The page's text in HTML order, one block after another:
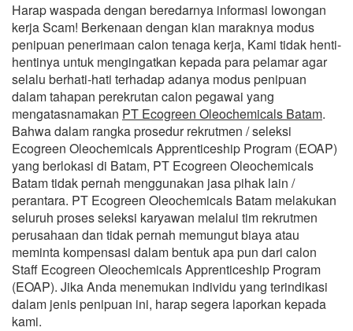
Harap waspada dengan beredarnya informasi lowongan
kerja Scam! Berkenaan dengan kian maraknya modus
penipuan penerimaan calon tenaga kerja, Kami tidak henti-
hentinya untuk mengingatkan kepada para pelamar agar
selalu berhati-hati terhadap adanya modus penipuan
dalam tahapan perekrutan calon pegawai yang
mengatasnamakan PT Ecogreen Oleochemicals Batam.
Bahwa dalam rangka prosedur rekrutmen / seleksi
Ecogreen Oleochemicals Apprenticeship Program (EOAP)
yang berlokasi di Batam, PT Ecogreen Oleochemicals
Batam tidak pernah menggunakan jasa pihak lain /
perantara. PT Ecogreen Oleochemicals Batam melakukan
seluruh proses seleksi karyawan melalui tim rekrutmen
perusahaan dan tidak pernah memungut biaya atau
meminta kompensasi dalam bentuk apa pun dari calon
Staff Ecogreen Oleochemicals Apprenticeship Program
(EOAP). Jika Anda menemukan individu yang terindikasi
dalam jenis penipuan ini, harap segera laporkan kepada
kami.